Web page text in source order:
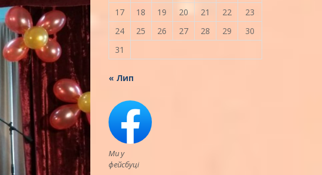
17
18 19 20 21 22
23
24
25 26 27 28 29
30
31
« Лип
Ми у
фейсбуці